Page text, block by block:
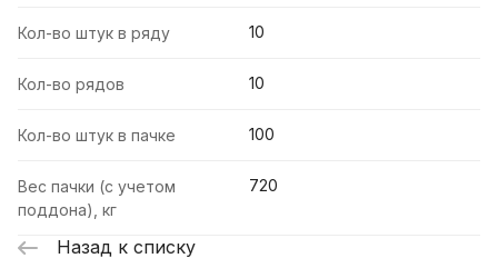
Кол-во штук в ряду 10
Кол-во рядов 10
Кол-во штук в пачке 100
Вес пачки (с учетом
поддона), кг
720
Назад к списку